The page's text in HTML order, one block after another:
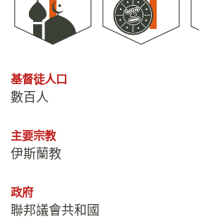
基督徒人口
數百人
主要宗教
伊斯蘭教
政府
聯邦議會共和國